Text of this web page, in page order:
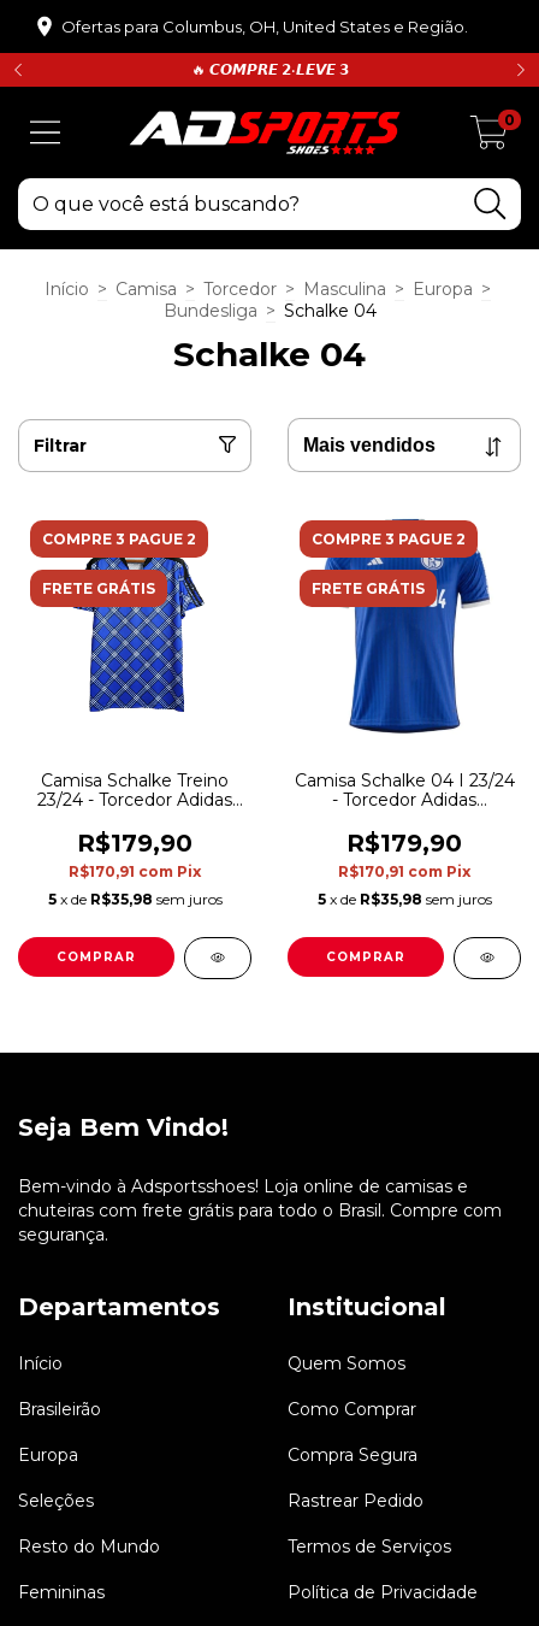
Ofertas para Columbus, OH, United States e Região.
🔥 𝘾𝙊𝙈𝙋𝙍𝙀 𝟮•𝙇𝙀𝙑𝙀 𝟯
0
Início > Camisa > Torcedor > Masculina > Europa >
Bundesliga > Schalke 04
Schalke 04
Filtrar
COMPRE 3 PAGUE 2
FRETE GRÁTIS
Camisa Schalke Treino
23/24 - Torcedor Adidas
detalhes em branco e
preto
R$179,90
R$170,91 com Pix
5 x de R$35,98 sem juros
COMPRAR
COMPRE 3 PAGUE 2
FRETE GRÁTIS
Camisa Schalke 04 I 23/24
- Torcedor Adidas
R$179,90
R$170,91 com Pix
5 x de R$35,98 sem juros
COMPRAR
Seja Bem Vindo!
Bem-vindo à Adsportsshoes! Loja online de camisas e
chuteiras com frete grátis para todo o Brasil. Compre com
segurança.
Departamentos
Início
Brasileirão
Europa
Seleções
Resto do Mundo
Femininas
Institucional
Quem Somos
Como Comprar
Compra Segura
Rastrear Pedido
Termos de Serviços
Política de Privacidade